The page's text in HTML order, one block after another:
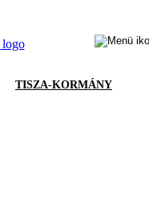
TISZA-KORMÁNY